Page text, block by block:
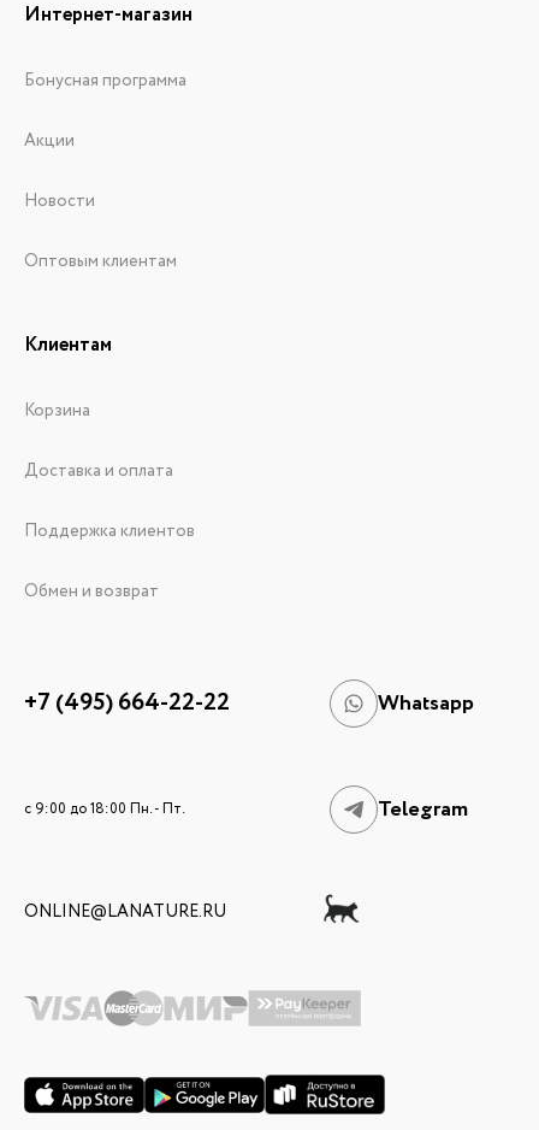
Интернет-магазин
Бонусная программа
Акции
Новости
Оптовым клиентам
Клиентам
Корзина
Доставка и оплата
Поддержка клиентов
Обмен и возврат
+7 (495) 664-22-22 Whatsapp
c 9:00 до 18:00 Пн. - Пт. Telegram
ONLINE@LANATURE.RU